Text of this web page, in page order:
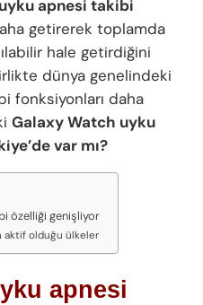
apnesi takibi
getirerek toplamda
hale getirdiğini
dünya genelindeki
fonksiyonları daha
Galaxy Watch uyku
var mı?
özelliği genişliyor
aktif olduğu ülkeler
apnesi